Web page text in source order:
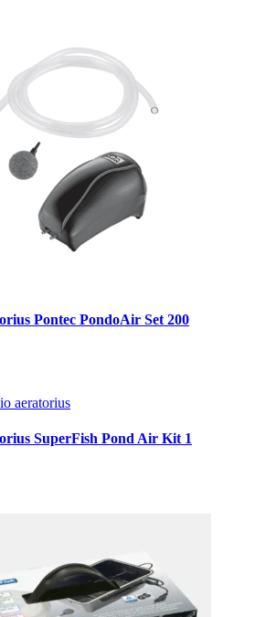
Pontec PondoAir Set 200
SuperFish Pond Air Kit 1